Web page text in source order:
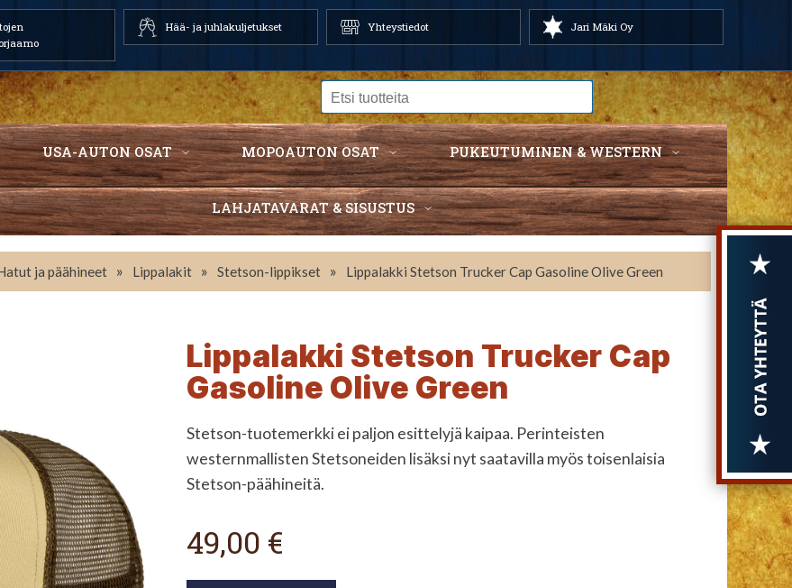
Hää- ja juhlakuljetukset Yhteystiedot Jari Mäki Oy
USA-AUTON OSAT MOPOAUTON OSAT PUKEUTUMINEN & WESTERN
LAHJATAVARAT & SISUSTUS
ja päähineet » Lippalakit » Stetson-lippikset » Lippalakki Stetson Trucker Cap Gasoline Olive Green
Lippalakki Stetson Trucker Cap
Gasoline Olive Green
Stetson-tuotemerkki ei paljon esittelyjä kaipaa. Perinteisten
westernmallisten Stetsoneiden lisäksi nyt saatavilla myös toisenlaisia
Stetson-päähineitä.
49,00 €